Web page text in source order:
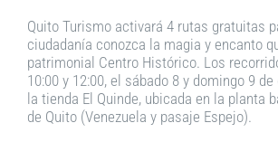
Quito Turismo activará 4 rutas gratuitas
ciudadanía conozca la magia y encanto
patrimonial Centro Histórico. Los
10:00 y 12:00, el sábado 8 y domingo 9
la tienda El Quinde, ubicada en la planta
de Quito (Venezuela y pasaje Espejo).